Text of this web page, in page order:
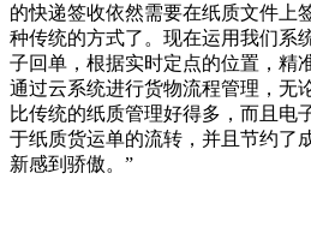
的快递签收依然需要在纸质文件上
种传统的方式了。现在运用我们系
子回单，根据实时定点的位置，精
通过云系统进行货物流程管理，无
比传统的纸质管理好得多，而且电
于纸质货运单的流转，并且节约了
新感到骄傲。”